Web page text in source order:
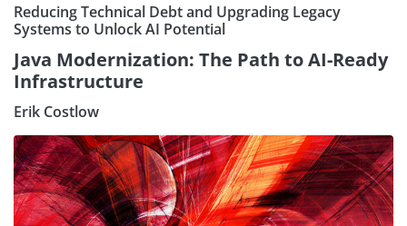
Reducing Technical Debt and Upgrading Legacy
Systems to Unlock AI Potential
Java Modernization: The Path to AI-Ready
Infrastructure
Erik Costlow